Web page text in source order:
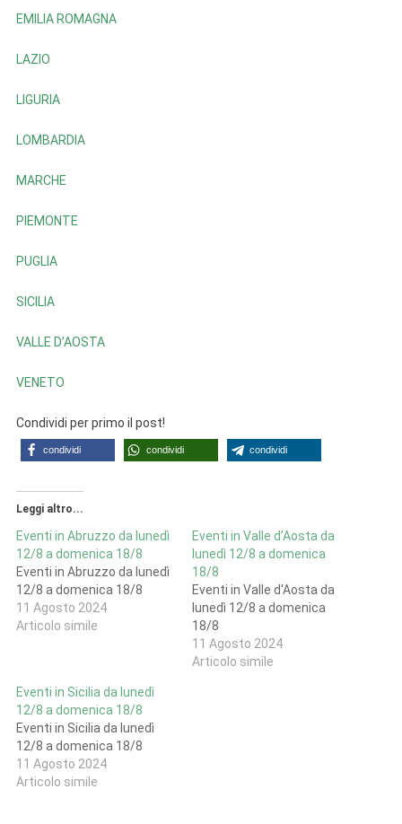
EMILIA ROMAGNA
LAZIO
LIGURIA
LOMBARDIA
MARCHE
PIEMONTE
PUGLIA
SICILIA
VALLE D’AOSTA
VENETO
Condividi per primo il post!
condividi condividi condividi
Leggi altro...
Eventi in Abruzzo da lunedì
12/8 a domenica 18/8
Eventi in Abruzzo da lunedì
12/8 a domenica 18/8
11 Agosto 2024
Articolo simile
Eventi in Valle d’Aosta da
lunedì 12/8 a domenica
18/8
Eventi in Valle d'Aosta da
lunedì 12/8 a domenica
18/8
11 Agosto 2024
Articolo simile
Eventi in Sicilia da lunedì
12/8 a domenica 18/8
Eventi in Sicilia da lunedì
12/8 a domenica 18/8
11 Agosto 2024
Articolo simile